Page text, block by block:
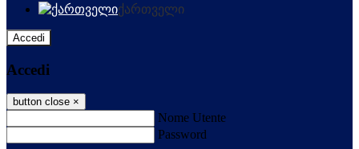
ქართველი
Accedi
Accedi
button close ×
Nome Utente
Password